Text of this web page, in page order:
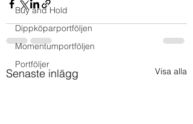
Buy and Hold
Dippköparportföljen
Momentumportföljen
Portföljer
Senaste inlägg Visa alla